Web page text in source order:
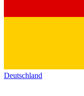
Deutschland